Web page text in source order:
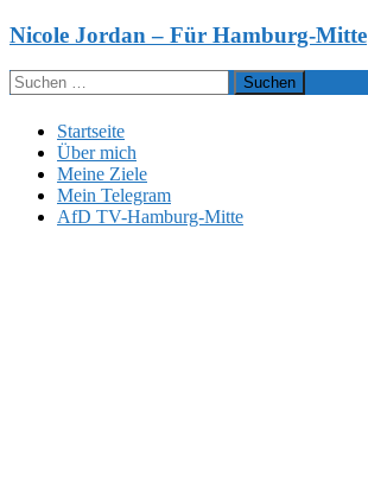
Zum
springen
Nicole Jordan – Für Hamburg-Mitte
Suchen
nach:
Startseite
Über mich
Meine Ziele
Mein Telegram
AfD TV-Hamburg-Mitte